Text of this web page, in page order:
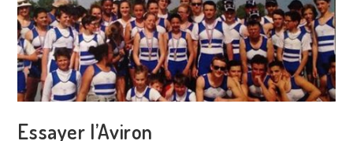
Essayer l’Aviron